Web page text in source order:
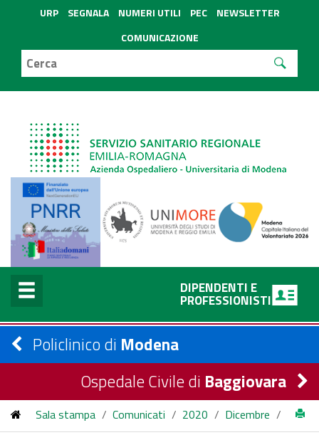
URP SEGNALA NUMERI UTILI PEC
NEWSLETTER
COMUNICAZIONE
DIPENDENTI E
PROFESSIONISTI
Policlinico di Modena
Ospedale Civile di Baggiovara
Sala stampa / Comunicati / 2020 / Dicembre /